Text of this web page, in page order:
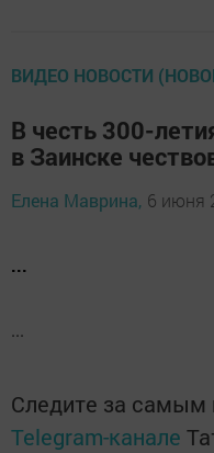
ВИДЕО НОВОСТИ
В честь 300-
в Заинске
Елена Маврина, 6 июня
...
...
Следите за
Telegram-канале